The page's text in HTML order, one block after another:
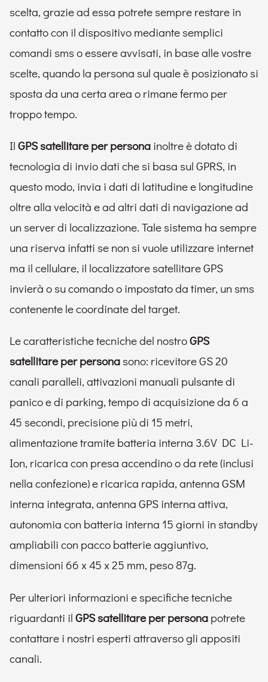
scelta, grazie ad essa potrete sempre restare in
contatto con il dispositivo mediante semplici
comandi sms o essere avvisati, in base alle vostre
scelte, quando la persona sul quale è posizionato si
sposta da una certa area o rimane fermo per
troppo tempo.
Il GPS satellitare per persona inoltre è dotato di
tecnologia di invio dati che si basa sul GPRS, in
questo modo, invia i dati di latitudine e longitudine
oltre alla velocità e ad altri dati di navigazione ad
un server di localizzazione. Tale sistema ha sempre
una riserva infatti se non si vuole utilizzare internet
ma il cellulare, il localizzatore satellitare GPS
invierà o su comando o impostato da timer, un sms
contenente le coordinate del target.
Le caratteristiche tecniche del nostroGPS
satellitare per persona sono: ricevitore GS 20
canali paralleli, attivazioni manuali pulsante di
panico e di parking, tempo di acquisizione da 6 a
45 secondi, precisione più di 15 metri,
alimentazione tramite batteria interna 3.6V DC Li-
Ion, ricarica con presa accendino o da rete (inclusi
nella confezione) e ricarica rapida, antenna GSM
interna integrata, antenna GPS interna attiva,
autonomia con batteria interna 15 giorni in standby
ampliabili con pacco batterie aggiuntivo,
dimensioni 66 x 45 x 25 mm, peso 87g.
Per ulteriori informazioni e specifiche tecniche
riguardanti il GPS satellitare per persona potrete
contattare i nostri esperti attraverso gli appositi
canali.